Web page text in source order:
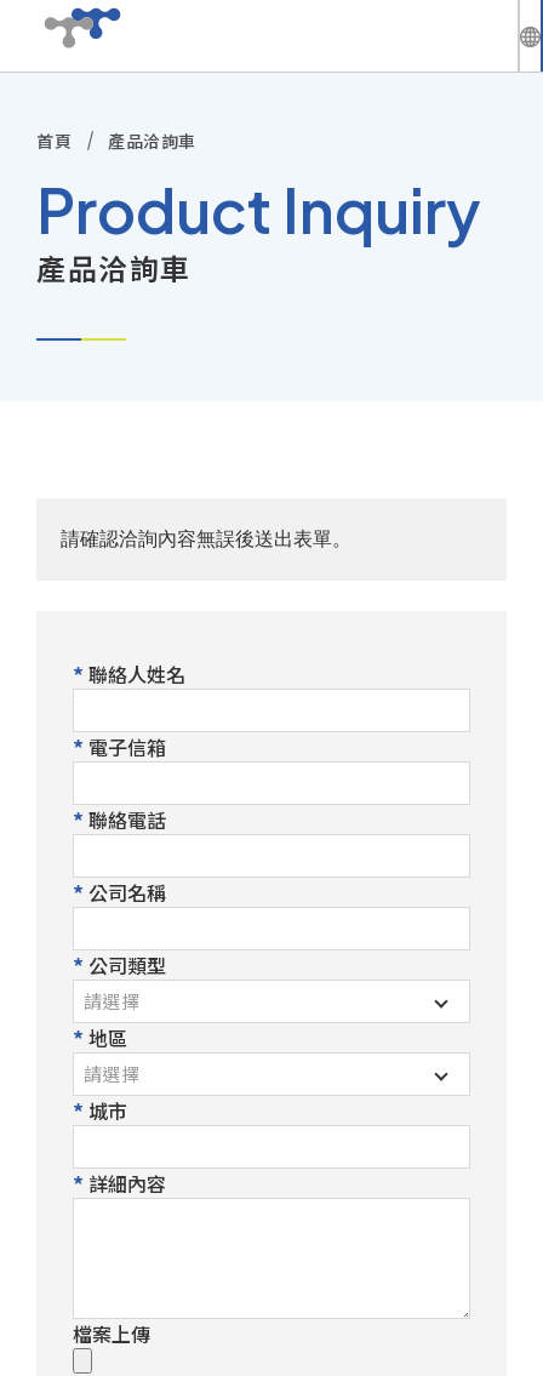
首頁 產品洽詢車
Product Inquiry
產品洽詢車
請確認洽詢內容無誤後送出表單。
聯絡人姓名
電子信箱
聯絡電話
公司名稱
公司類型
請選擇
地區
請選擇
城市
詳細內容
檔案上傳
公司介紹
最新動態
技術與方案
人才招募
產品洽詢車 0
方案洽詢車 0